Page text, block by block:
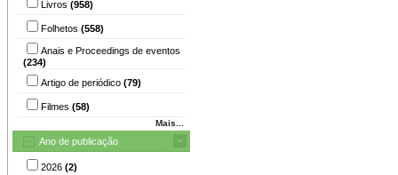
Livros (958)
Folhetos (558)
Anais e Proceedings de eventos
(234)
Artigo de periódico (79)
Filmes (58)
Mais...
Ano de publicação
2026 (2)